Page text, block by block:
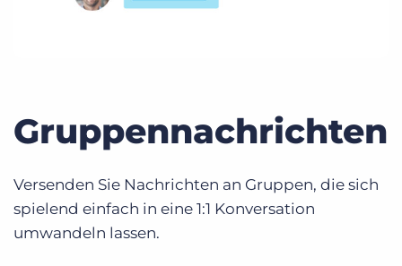
Gruppennachrichten
Versenden Sie Nachrichten an Gruppen, die sich
spielend einfach in eine 1:1 Konversation
umwandeln lassen.